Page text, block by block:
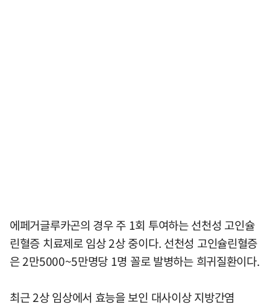
에페거글루카곤의 경우 주 1회 투여하는 선천성 고인슐
린혈증 치료제로 임상 2상 중이다. 선천성 고인슐린혈증
은 2만5000~5만명당 1명 꼴로 발병하는 희귀질환이다.
최근 2상 임상에서 효능을 보인 대사이상 지방간염